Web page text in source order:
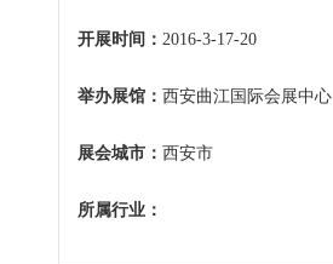
开展时间： 2016-3-17-20
举办展馆： 西安曲江国际会展中心
展会城市： 西安市
所属行业：